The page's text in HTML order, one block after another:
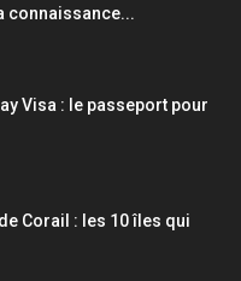
connaissance...
Visa : le passeport pour
Corail : les 10 îles qui